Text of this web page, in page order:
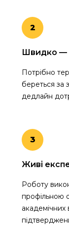
2
Швидко —
Потрібно
береться за
дедлайн
3
Живі
Роботу
профільною
академічних